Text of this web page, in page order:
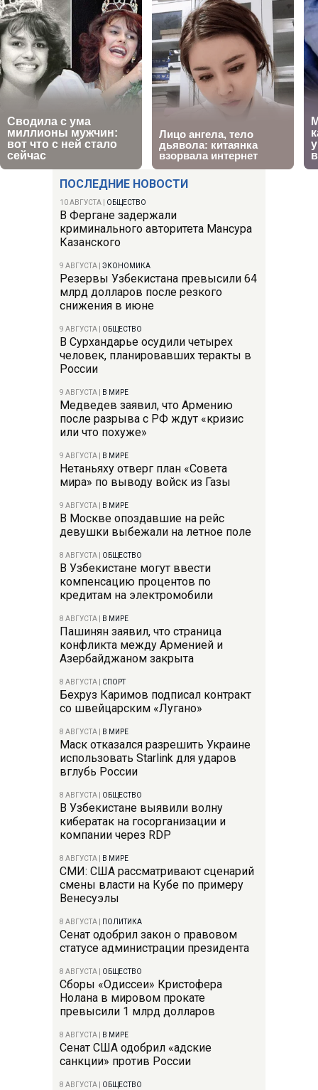
ПОСЛЕДНИЕ НОВОСТИ
10 АВГУСТА ОБЩЕСТВО
В Фергане задержали
криминального авторитета Мансура
Казанского
9 АВГУСТА ЭКОНОМИКА
Резервы Узбекистана превысили 64
млрд долларов после резкого
снижения в июне
9 АВГУСТА ОБЩЕСТВО
В Сурхандарье осудили четырех
человек, планировавших теракты в
России
9 АВГУСТА В МИРЕ
Медведев заявил, что Армению
после разрыва с РФ ждут «кризис
или что похуже»
9 АВГУСТА В МИРЕ
Нетаньяху отверг план «Совета
мира» по выводу войск из Газы
9 АВГУСТА В МИРЕ
В Москве опоздавшие на рейс
девушки выбежали на летное поле
8 АВГУСТА ОБЩЕСТВО
В Узбекистане могут ввести
компенсацию процентов по
кредитам на электромобили
8 АВГУСТА В МИРЕ
Пашинян заявил, что страница
конфликта между Арменией и
Азербайджаном закрыта
8 АВГУСТА СПОРТ
Бехруз Каримов подписал контракт
со швейцарским «Лугано»
8 АВГУСТА В МИРЕ
Маск отказался разрешить Украине
использовать Starlink для ударов
вглубь России
8 АВГУСТА ОБЩЕСТВО
В Узбекистане выявили волну
кибератак на госорганизации и
компании через RDP
8 АВГУСТА В МИРЕ
СМИ: США рассматривают сценарий
смены власти на Кубе по примеру
Венесуэлы
8 АВГУСТА ПОЛИТИКА
Сенат одобрил закон о правовом
статусе администрации президента
8 АВГУСТА ОБЩЕСТВО
Сборы «Одиссеи» Кристофера
Нолана в мировом прокате
превысили 1 млрд долларов
8 АВГУСТА В МИРЕ
Сенат США одобрил «адские
санкции» против России
8 АВГУСТА ОБЩЕСТВО